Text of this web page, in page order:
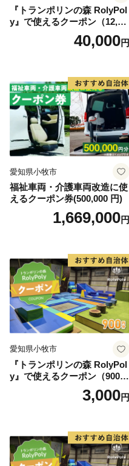
『トランポリンの森 RolyPol
y』で使えるクーポン（12,00
40,000円
愛知県小牧市
福祉車両・介護車両改造に使
えるクーポン券(500,000 円)
1,669,000円
愛知県小牧市
『トランポリンの森 RolyPol
y』で使えるクーポン（900
3,000円